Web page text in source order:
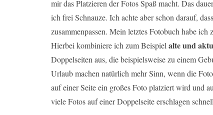
mir das Platzieren der Fotos Spaß macht. Das
ich frei Schnauze. Ich achte aber schon darauf,
zusammenpassen. Mein letztes Fotobuch habe
Hierbei kombiniere ich zum Beispiel alte und
Doppelseiten aus, die beispielsweise zu einem
Urlaub machen natürlich mehr Sinn, wenn die
auf einer Seite ein großes Foto platziert wird und
viele Fotos auf einer Doppelseite erschlagen